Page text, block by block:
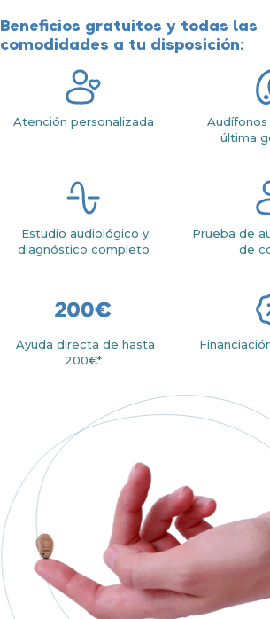
Beneficios gratuitos y todas las
comodidades a tu disposición:
Atención personalizada
última
Estudio audiológico y
diagnóstico completo
Prueba de
de
Ayuda directa de hasta
200€*